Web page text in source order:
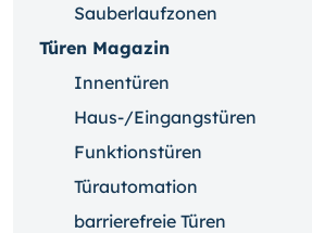
Sauberlaufzonen
Türen Magazin
Innentüren
Haus-/Eingangstüren
Funktionstüren
Türautomation
barrierefreie Türen